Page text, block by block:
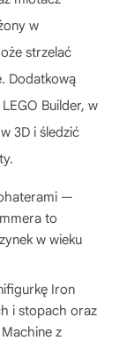
w
strzelać
Dodatkową
Builder, w
3D i śledzić
—
to
w wieku
Iron
i stopach oraz
z